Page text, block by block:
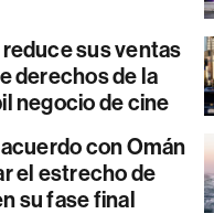
sus ventas
derechos de la
negocio de cine
con Omán
el estrecho de
su fase final